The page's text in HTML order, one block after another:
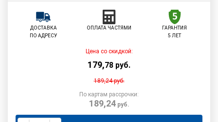
ДОСТАВКА
ПО АДРЕСУ
ОПЛАТА ЧАСТЯМИ
ГАРАНТИЯ
5 ЛЕТ
Цена со скидкой:
179,78 руб.
189,24руб.
По картам рассрочки:
189,24руб.